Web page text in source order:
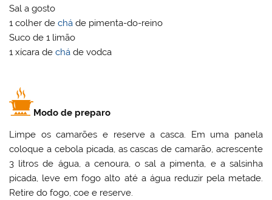
Sal a gosto
1 colher dechá de pimenta-do-reino
Suco de 1 limão
1 xícara dechá de vodca
Modo de preparo
Limpe os camarões e reserve a casca. Em uma panela
coloque a cebola picada, as cascas de camarão, acrescente
3 litros de água, a cenoura, o sal a pimenta, e a salsinha
picada, leve em fogo alto até a água reduzir pela metade.
Retire do fogo, coe e reserve.